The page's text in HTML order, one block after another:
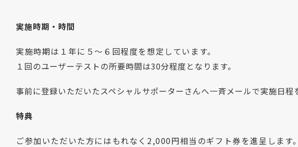
実施時期・時間
実施時期は１年に５～６回程度を想定しています。
１回のユーザーテストの所要時間は30分程度となります。
事前に登録いただいたスペシャルサポーターさんへ一斉メールで実施日程
特典
ご参加いただいた方にはもれなく2,000円相当のギフト券を進呈します。